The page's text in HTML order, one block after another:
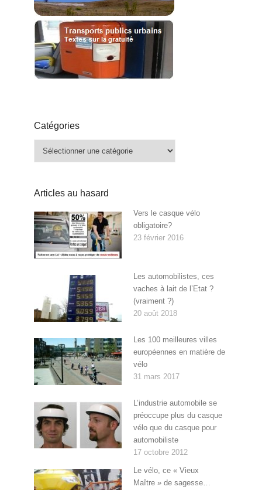
Catégories
Catégories
Articles au hasard
Vers le casque vélo
obligatoire?
23 février 2016
Les automobilistes, ces
vaches à lait de l’Etat ?
(vraiment ?)
20 août 2018
Les 100 meilleures villes
européennes en matière de
vélo
31 mars 2017
L’industrie automobile se
préoccupe plus du casque
vélo que du casque pour
automobiliste
17 octobre 2012
Le vélo, ce « Vieux
Maître » de sagesse…